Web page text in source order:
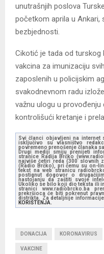
unutrašnjih poslova
početkom aprila u
bezbjednosti.
Cikotić je tada od turskog
vakcina za imunizaciju
zaposlenih u policijskim
svakodnevnom radu
važnu ulogu u
kontrolišući kretanje i
Svi članci objavljeni na internet
isključivo su vlasništvo
povremeno prenošenje članaka
Drugi mediji smiju prenijeti
stranice Radija Brčko
najviše četiri reda (300 slovnih
(Radio Brčko), pri čemu su on-
tekst na web stranicu
postignut dogovor o
nastojanju da zaštiti svoje
Ukoliko se bilo koji dio teksta ili
stranici www.radiobrcko.ba
prekršioca će biti pokrenut
distrikta. Za detaljnije
KORIŠTENJA.
DONACIJA KORONAVIRUS
VAKCINE